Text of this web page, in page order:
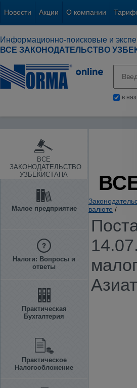
Новости Акции О компании
Информационно-поисковые и
ВСЕ ЗАКОНОДАТЕЛЬСТВО
в
ВСЕ
ЗАКОНОДАТЕЛЬСТВО
УЗБЕКИСТАНА
Малое предприятие
Налоги: Вопросы и
ответы
Практическая
Бухгалтерия
Практическое
Налогообложение
валюте /